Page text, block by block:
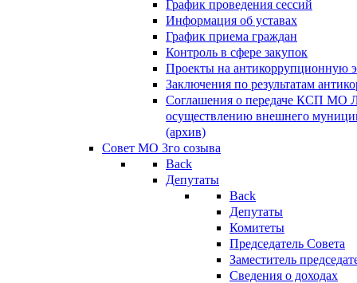
График проведения сессий
Информация об уставах
График приема граждан
Контроль в сфере закупок
Проекты на антикоррупционную
Заключения по результатам
Соглашения о передаче КСП МО
осуществлению внешнего
(архив)
Совет МО 3го созыва
Back
Депутаты
Back
Депутаты
Комитеты
Председатель Совета
Заместитель
Сведения о доходах